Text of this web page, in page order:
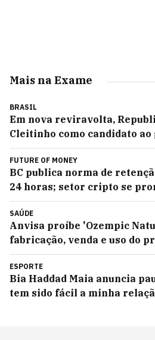
Mais na Exame
BRASIL
Em nova reviravolta,
Cleitinho como candidato ao
FUTURE OF MONEY
BC publica norma de
24 horas; setor cripto se
SAÚDE
Anvisa proíbe 'Ozempic
fabricação, venda e uso do
ESPORTE
Bia Haddad Maia anuncia
tem sido fácil a minha